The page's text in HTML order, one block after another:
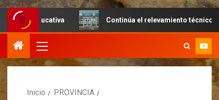
Continúa el relevamiento técnico en Perito
Inicio
PROVINCIA